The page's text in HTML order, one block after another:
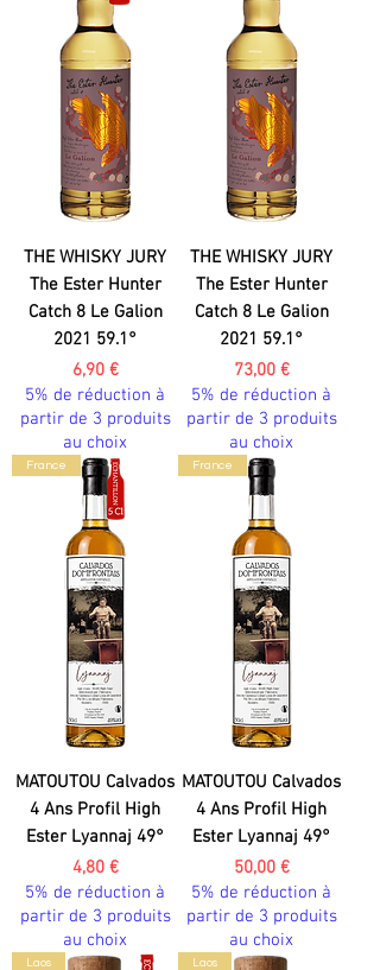
THE WHISKY JURY
The Ester Hunter
Catch 8 Le Galion
2021 59.1°
Prix
6,90 €
5% de réduction à
partir de 3 produits
au choix
THE WHISKY JURY
The Ester Hunter
Catch 8 Le Galion
2021 59.1°
Prix
73,00 €
5% de réduction à
partir de 3 produits
au choix
France
MATOUTOU Calvados
4 Ans Profil High
Ester Lyannaj 49°
Prix
4,80 €
5% de réduction à
partir de 3 produits
au choix
France
MATOUTOU Calvados
4 Ans Profil High
Ester Lyannaj 49°
Prix
50,00 €
5% de réduction à
partir de 3 produits
au choix
Laos Laos